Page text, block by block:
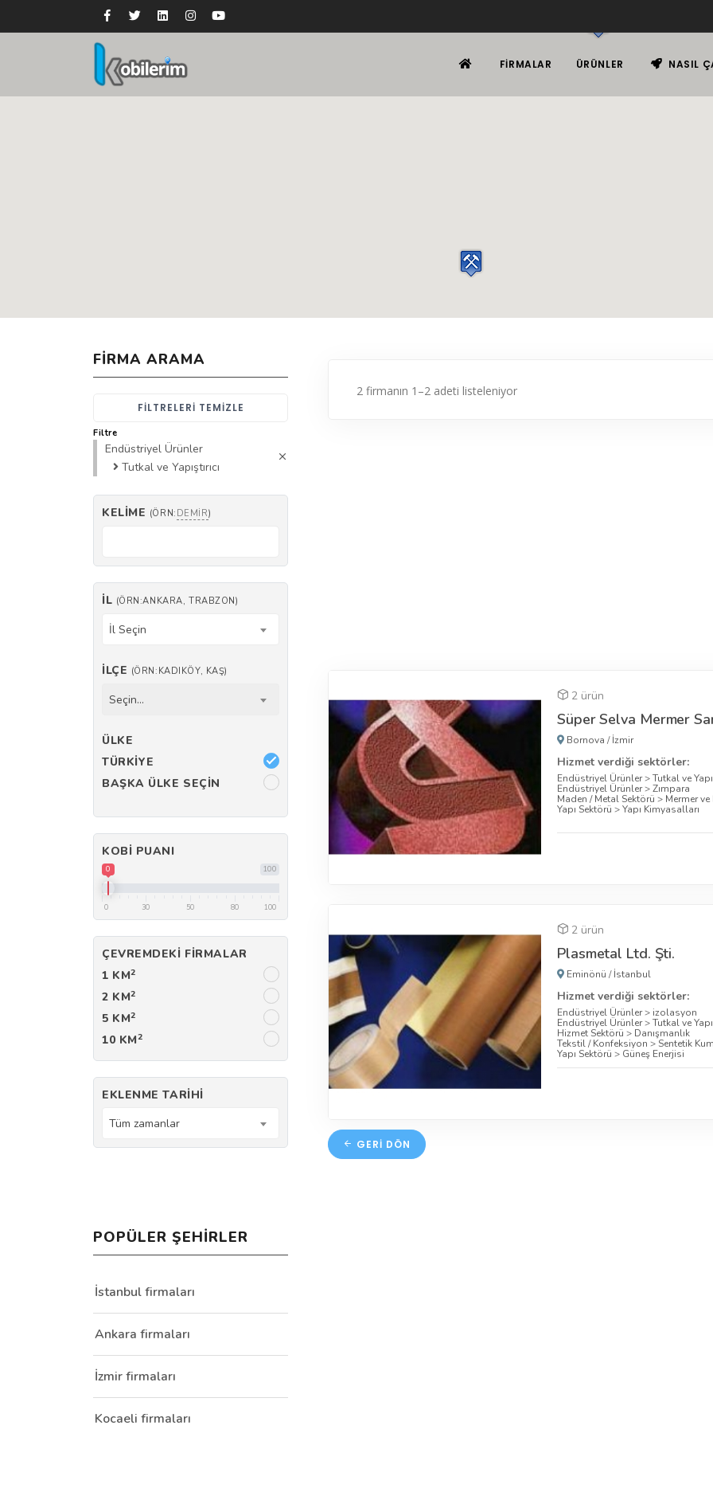
FIRMALAR ÜRÜNLER NASIL
2 firmanın 1–2 adeti listeleniyor
2 ürün
Süper Selva Mermer
Bornova /İzmir
Hizmet verdiği sektörler:
Endüstriyel Ürünler>Tutkal ve
Endüstriyel Ürünler>Zımpara
Maden / Metal Sektörü > Mermer
Yapı Sektörü >Yapı Kimyasalları
2 ürün
Plasmetal Ltd. Şti.
Eminönü /İstanbul
Hizmet verdiği sektörler:
Endüstriyel Ürünler> izolasyon
Endüstriyel Ürünler>Tutkal ve
Hizmet Sektörü > Danışmanlık
Tekstil / Konfeksiyon > Sentetik
Yapı Sektörü > Güneş Enerjisi
GERI DÖN
FIRMA ARAMA
FILTRELERI TEMIZLE
Filtre
Endüstriyel Ürünler
Tutkal ve Yapıştırıcı
KELIME (ÖRN: DEMIR)
İL (ÖRN:ANKARA, TRABZON)
İl Seçin
İLÇE (ÖRN:KADIKÖY, KAŞ)
Seçin...
ÜLKE
TÜRKIYE
BAŞKA ÜLKE SEÇIN
KOBI PUANI
100
0
0 30 50 80 100
ÇEVREMDEKI FIRMALAR
1 KM2
2 KM2
5 KM2
10 KM2
EKLENME TARIHI
Tüm zamanlar
POPÜLER ŞEHIRLER
İstanbul firmaları
Ankara firmaları
İzmir firmaları
Kocaeli firmaları